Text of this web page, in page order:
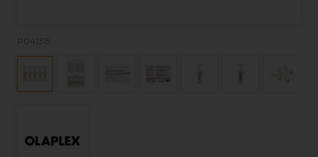
P041315